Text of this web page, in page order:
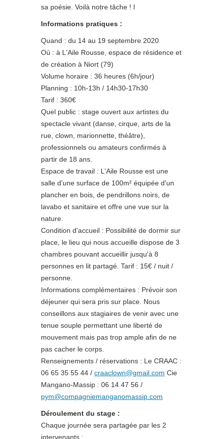
sa poésie. Voilà notre tâche ! I
Informations pratiques :
Quand : du 14 au 19 septembre 2020
Où : à L'Aile Rousse, espace de résidence et
de création à Niort (79)
Volume horaire : 36 heures (6h/jour)
Planning : 10h-13h / 14h30-17h30
Tarif : 360€
Quel public : stage ouvert aux artistes du
spectacle vivant (danse, cirque, arts de la
rue, clown, marionnette, théâtre),
professionnels ou amateurs confirmés à
partir de 18 ans.
Espace de travail : L'Aile Rousse est une
salle d'une surface de 100m² équipée d'un
plancher en bois, de pendrillons noirs, de
lavabo et sanitaire et offre une vue sur la
nature.
Condition d'accueil : Possibilité de dormir sur
place, le lieu qui nous accueille dispose de 3
chambres pouvant accueillir jusqu'à 8
personnes en lit partagé. Tarif : 15€ / nuit /
personne.
Informations complémentaires : Prévoir son
déjeuner qui sera pris sur place. Nous
conseillons aux stagiaires de venir avec une
tenue souple permettant une liberté de
mouvement mais pas trop ample afin de ne
pas cacher le corps.
Renseignements / réservations : Le CRAAC :
06 65 35 55 44 / craaclown@gmail.com Cie
Mangano-Massip : 06 14 47 56 /
pym@compagniemanganomassip.com
Déroulement du stage :
Chaque journée sera partagée par les 2
intervenants :